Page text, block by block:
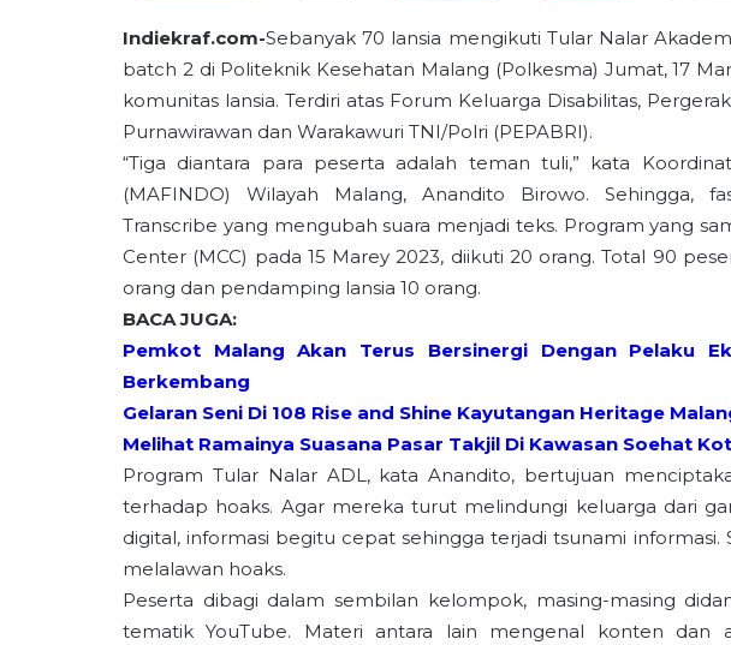
Indiekraf.com-Sebanyak 70 lansia mengikuti Tular Nalar
batch 2 di Politeknik Kesehatan Malang (Polkesma) Jumat, 17
komunitas lansia. Terdiri atas Forum Keluarga Disabilitas,
Purnawirawan dan Warakawuri TNI/Polri (PEPABRI).
“Tiga diantara para peserta adalah teman tuli,” kata
(MAFINDO) Wilayah Malang, Anandito Birowo. Sehingga,
Transcribe yang mengubah suara menjadi teks. Program yang
Center (MCC) pada 15 Marey 2023, diikuti 20 orang. Total 90
orang dan pendamping lansia 10 orang.
BACA JUGA:
Pemkot Malang Akan Terus Bersinergi Dengan Pelaku
Berkembang
Gelaran Seni Di 108 Rise and Shine Kayutangan Heritage
Melihat Ramainya Suasana Pasar Takjil Di Kawasan Soehat
Program Tular Nalar ADL, kata Anandito, bertujuan
terhadap hoaks. Agar mereka turut melindungi keluarga dari
digital, informasi begitu cepat sehingga terjadi tsunami
melalawan hoaks.
Peserta dibagi dalam sembilan kelompok, masing-masing
tematik YouTube. Materi antara lain mengenal konten dan